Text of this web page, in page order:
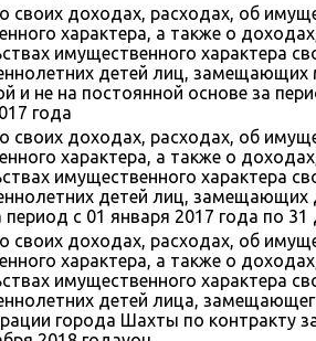
своих доходах, расходах, об
характера, а также о
имущественного характера
детей лиц,
и не на постоянной основе за
года
своих доходах, расходах, об
характера, а также о
имущественного характера
детей лиц,
с 01 января 2017 года по 31
своих доходах, расходах, об
характера, а также о
имущественного характера
детей лица,
города Шахты по контракту